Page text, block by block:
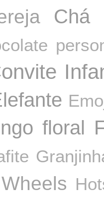
Chá
floral